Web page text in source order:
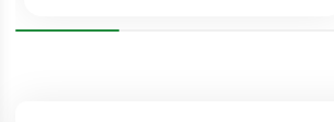
Рейтинг: